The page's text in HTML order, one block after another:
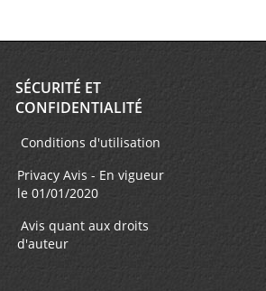
SÉCURITÉ ET
CONFIDENTIALITÉ
Conditions d'utilisation
Privacy Avis - En vigueur
le 01/01/2020
Avis quant aux droits
d'auteur